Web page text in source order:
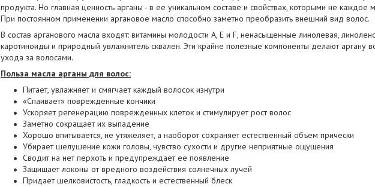
продукта. Но главная ценность арганы - в ее уникальном составе и свойствах, которыми не каждое
При постоянном применении аргановое масло способно заметно преобразить внешний вид волос.
В состав арганового масла входят: витамины молодости A, E и F, ненасыщенные линолевая,
каротиноиды и природный увлажнитель сквален. Эти крайне полезные компоненты делают аргану
ухода за волосами.
Польза масла арганы для волос:
Питает, увлажняет и смягчает каждый волосок изнутри
«Спаивает» поврежденные кончики
Ускоряет регенерацию поврежденных клеток и стимулирует рост волос
Заметно сокращает их выпадение
Хорошо впитывается, не утяжеляет, а наоборот сохраняет естественный объем прически
Убирает шелушение кожи головы, чувство сухости и другие неприятные ощущения
Сводит на нет перхоть и предупреждает ее появление
Защищает локоны от вредного воздействия солнечных лучей
Придает шелковистость, гладкость и естественный блеск